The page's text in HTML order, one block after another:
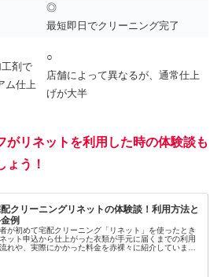
◎
最短即日でクリーニング完了
剤で
ム仕上
○
店舗によって異なるが、通常仕上
げが大半
がリネットを利用した時の体験談も
ょう！
クリーニングリネットの体験談！利用方法と
例
が初めて宅配クリーニング「リネット」を使ったとき
ット申込から仕上がった衣類が手元に届くまでの利用
れや、実際にかかった料金を赤裸々に紹介していま